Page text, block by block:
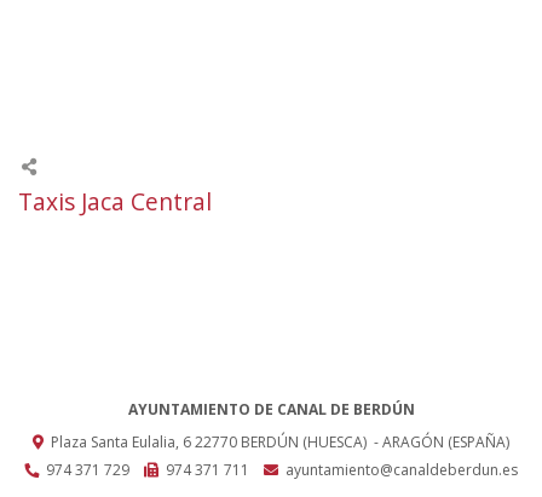
Taxis Jaca Central
AYUNTAMIENTO DE CANAL DE BERDÚN
Plaza Santa Eulalia, 622770 BERDÚN (HUESCA) - ARAGÓN (ESPAÑA)
974 371 729
974 371 711
ayuntamiento@canaldeberdun.es